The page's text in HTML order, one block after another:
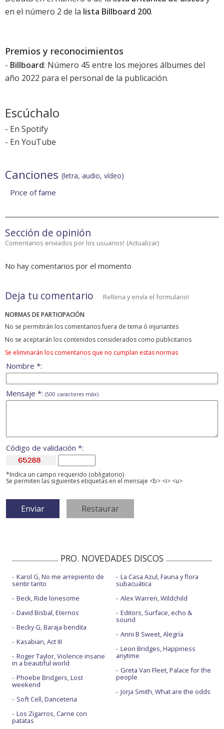
en el número 2 de la lista Billboard 200.
Premios y reconocimientos
- Billboard: Número 45 entre los mejores álbumes del
año 2022 para el personal de la publicación.
Escúchalo
- En Spotify
- En YouTube
Canciones (letra, audio, vídeo)
Price of fame
Sección de opinión
Comentarios enviados por los usuarios! (Actualizar)
No hay comentarios por el momento
Deja tu comentario Rellena y envía el formulario!
NORMAS DE PARTICIPACIÓN
No se permitirán los comentarios fuera de tema ó injuriantes
No se aceptarán los contenidos considerados como publicitarios
Se eliminarán los comentarios que no cumplan estas normas
Nombre *:
Mensaje *: (500 caracteres máx)
Código de validación *:
*Indica un campo requerido (obligatorio)
Se permiten las siguientes etiquetas en el mensaje <b> <i> <u>
PRO. NOVEDADES DISCOS
Karol G, No me arrepiento de
sentir tanto
Beck, Ride lonesome
David Bisbal, Eternos
Becky G, Baraja bendita
Kasabian, Act III
Roger Taylor, Violence insane
in a beautiful world
Phoebe Bridgers, Lost
weekend
Soft Cell, Danceteria
Los Zigarros, Carne con
patatas
La Casa Azul, Fauna y flora
subacuática
Alex Warren, Wildchild
Editors, Surface, echo &
sound
Anni B Sweet, Alegría
Leon Bridges, Happiness
anytime
Greta Van Fleet, Palace for the
people
Jorja Smith, What are the odds